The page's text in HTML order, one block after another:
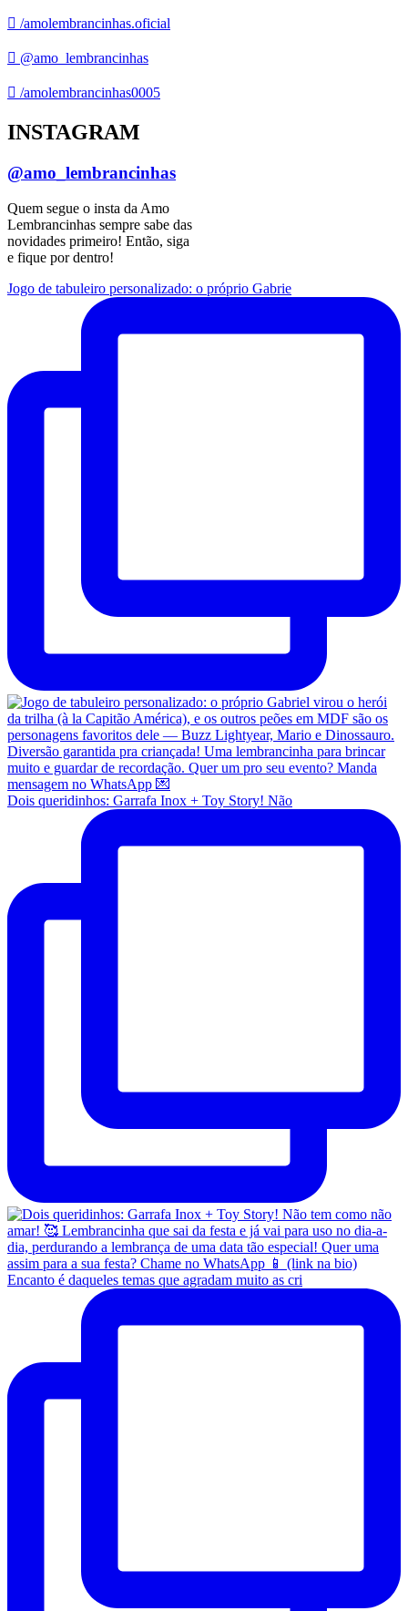
/amolembrancinhas.oficial
@amo_lembrancinhas
/amolembrancinhas0005
INSTAGRAM
@amo_lembrancinhas
Quem segue o insta da Amo
Lembrancinhas sempre sabe das
novidades primeiro! Então, siga
e fique por dentro!
Jogo de tabuleiro personalizado: o próprio Gabrie
Dois queridinhos: Garrafa Inox + Toy Story! Não
Encanto é daqueles temas que agradam muito as cri